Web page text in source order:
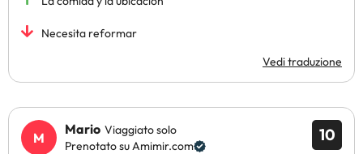
Necesita reformar
Vedi traduzione
10
Mario Viaggiato solo
Prenotato su Amimir.com